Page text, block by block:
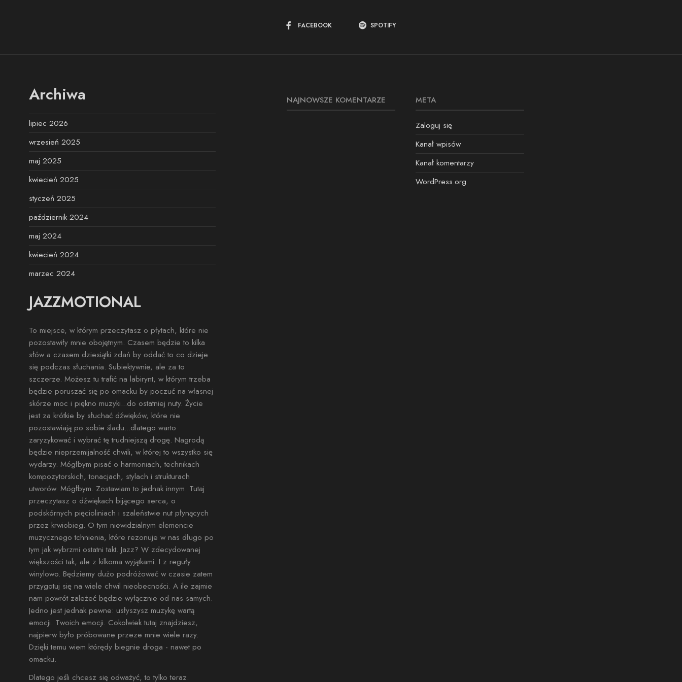
FACEBOOK SPOTIFY
Archiwa
lipiec 2026
wrzesień 2025
maj 2025
kwiecień 2025
styczeń 2025
październik 2024
maj 2024
kwiecień 2024
marzec 2024
JAZZMOTIONAL
To miejsce, w którym przeczytasz o płytach, które nie
pozostawiły mnie obojętnym. Czasem będzie to kilka
słów a czasem dziesiątki zdań by oddać to co dzieje
się podczas słuchania. Subiektywnie, ale za to
szczerze. Możesz tu trafić na labirynt, w którym trzeba
będzie poruszać się po omacku by poczuć na własnej
skórze moc i piękno muzyki...do ostatniej nuty. Życie
jest za krótkie by słuchać dźwięków, które nie
pozostawiają po sobie śladu...dlatego warto
zaryzykować i wybrać tę trudniejszą drogę. Nagrodą
będzie nieprzemijalność chwili, w której to wszystko się
wydarzy. Mógłbym pisać o harmoniach, technikach
kompozytorskich, tonacjach, stylach i strukturach
utworów. Mógłbym. Zostawiam to jednak innym. Tutaj
przeczytasz o dźwiękach bijącego serca, o
podskórnych pięcioliniach i szaleństwie nut płynących
przez krwiobieg. O tym niewidzialnym elemencie
muzycznego tchnienia, które rezonuje w nas długo po
tym jak wybrzmi ostatni takt. Jazz? W zdecydowanej
większości tak, ale z kilkoma wyjątkami. I z reguły
winylowo. Będziemy dużo podróżować w czasie zatem
przygotuj się na wiele chwil nieobecności. A ile zajmie
nam powrót zależeć będzie wyłącznie od nas samych.
Jedno jest jednak pewne: usłyszysz muzykę wartą
emocji. Twoich emocji. Cokolwiek tutaj znajdziesz,
najpierw było próbowane przeze mnie wiele razy.
Dzięki temu wiem którędy biegnie droga - nawet po
omacku.
Dlatego jeśli chcesz się odważyć, to tylko teraz.
NAJNOWSZE KOMENTARZE META
Zaloguj się
Kanał wpisów
Kanał komentarzy
WordPress.org